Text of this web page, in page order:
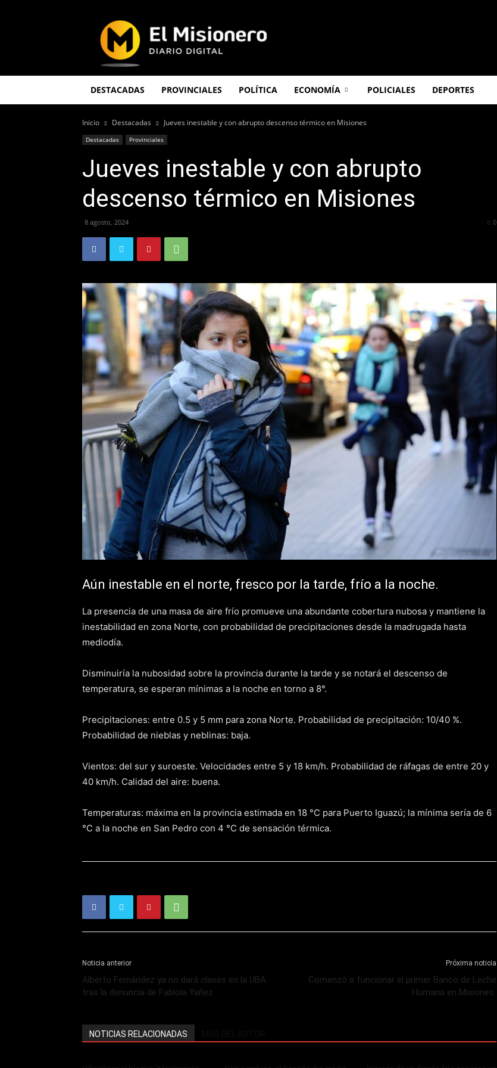
Misionero
DESTACADAS PROVINCIALES POLÍTICA ECONOMÍA POLICIALES DEPORTES
Inicio Destacadas Jueves inestable y con abrupto descenso térmico en Misiones
Destacadas Provinciales
Jueves inestable y con abrupto
descenso térmico en Misiones
8 agosto, 2024 0
Aún inestable en el norte, fresco por la tarde, frío a la noche.
La presencia de una masa de aire frío promueve una abundante cobertura nubosa y mantiene la
inestabilidad en zona Norte, con probabilidad de precipitaciones desde la madrugada hasta
mediodía.
Disminuiría la nubosidad sobre la provincia durante la tarde y se notará el descenso de
temperatura, se esperan mínimas a la noche en torno a 8°.
Precipitaciones: entre 0.5 y 5 mm para zona Norte. Probabilidad de precipitación: 10/40 %.
Probabilidad de nieblas y neblinas: baja.
Vientos: del sur y suroeste. Velocidades entre 5 y 18 km/h. Probabilidad de ráfagas de entre 20 y
40 km/h. Calidad del aire: buena.
Temperaturas: máxima en la provincia estimada en 18 °C para Puerto Iguazú; la mínima sería de 6
°C a la noche en San Pedro con 4 °C de sensación térmica.
Noticia anterior
Alberto Fernández ya no dará clases en la UBA
tras la denuncia de Fabiola Yañez
Próxima noticia
Comenzó a funcionar el primer Banco de Leche
Humana en Misiones
NOTICIAS RELACIONADAS